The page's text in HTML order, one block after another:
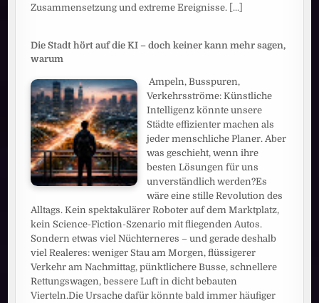
Zusammensetzung und extreme Ereignisse. [...]
Die Stadt hört auf die KI – doch keiner kann mehr sagen,
warum
Ampeln, Busspuren,
Verkehrsströme: Künstliche
Intelligenz könnte unsere
Städte effizienter machen als
jeder menschliche Planer. Aber
was geschieht, wenn ihre
besten Lösungen für uns
unverständlich werden?Es
wäre eine stille Revolution des
Alltags. Kein spektakulärer Roboter auf dem Marktplatz,
kein Science-Fiction-Szenario mit fliegenden Autos.
Sondern etwas viel Nüchterneres – und gerade deshalb
viel Realeres: weniger Stau am Morgen, flüssigerer
Verkehr am Nachmittag, pünktlichere Busse, schnellere
Rettungswagen, bessere Luft in dicht bebauten
Vierteln.Die Ursache dafür könnte bald immer häufiger